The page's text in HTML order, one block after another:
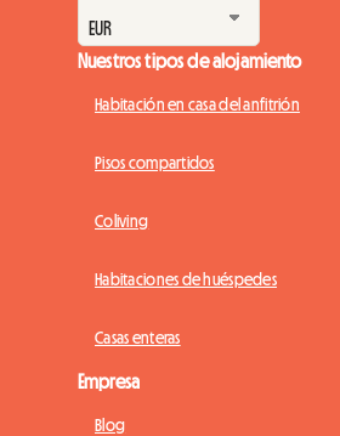
Nuestros tipos de alojamiento
Habitación en casa del anfitrión
Pisos compartidos
Coliving
Habitaciones de huéspedes
Casas enteras
Empresa
Blog